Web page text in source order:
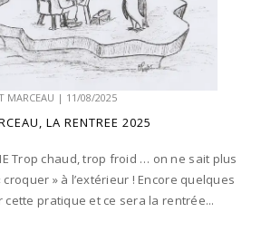
MARCEAU | 11/08/2025
LA RENTREE 2025
Trop chaud, trop froid … on ne sait plus
» à l’extérieur ! Encore quelques
pratique et ce sera la rentrée...